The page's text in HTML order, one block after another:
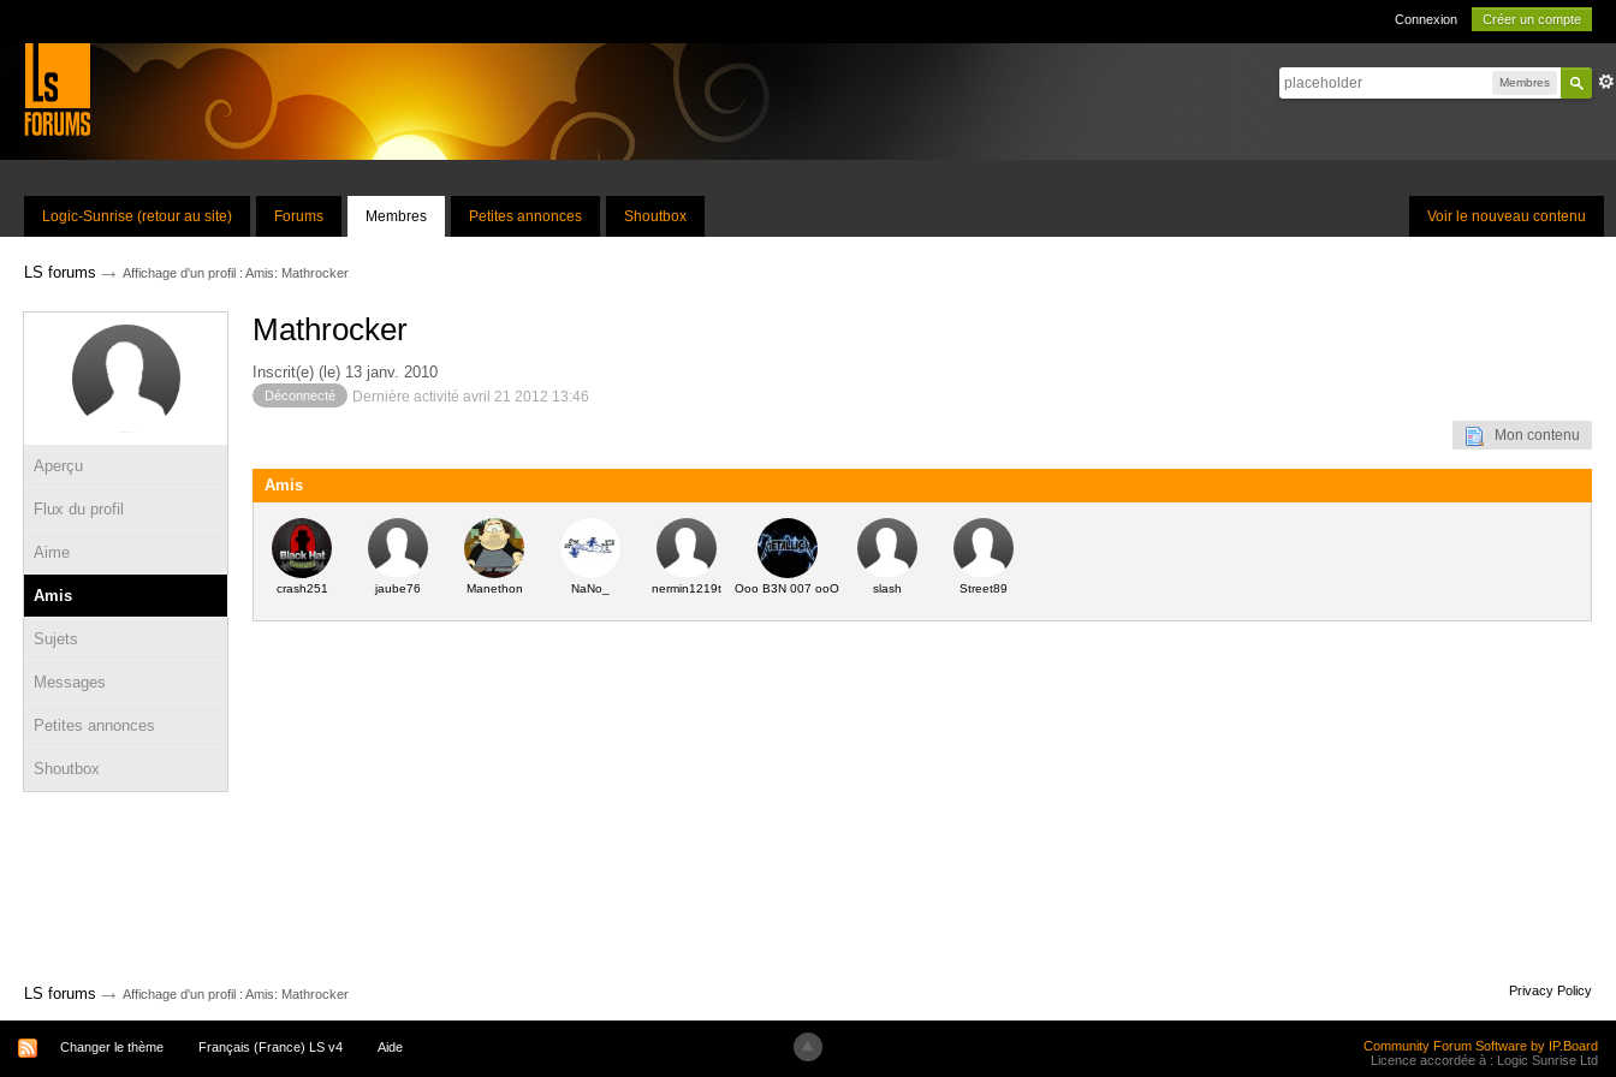
Connexion Créer un compte
Membres
Voir le nouveau contenu
Logic-Sunrise (retour au site) Forums Membres Petites annonces Shoutbox
LS forums → Affichage d'un profil : Amis: Mathrocker
Aperçu
Flux du profil
Aime
Amis
Sujets
Messages
Petites annonces
Shoutbox
Mathrocker
Inscrit(e) (le) 13 janv. 2010
Déconnecté Dernière activité avril 21 2012 13:46
Mon contenu
Amis
crash251 jaube76 Manethon NaNo_ nermin1219t Ooo B3N 007 ooO slash Street89
LS forums → Affichage d'un profil : Amis: Mathrocker Privacy Policy
Changer le thème Français (France) LS v4 Aide
Community Forum Software by IP.Board
Licence accordée à : Logic Sunrise Ltd